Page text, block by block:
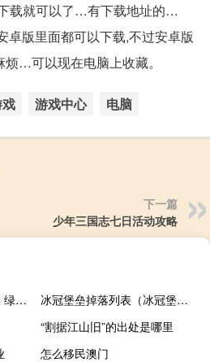
载就可以了…有下载地址的…
卓版里面都可以下载,不过安卓版
…可以现在电脑上收藏。
游戏中心 电脑
下一篇
少年三国志七日活动攻略
Vdl在线视频下载器 V1.2.6 绿色版（Vdl在线视频下载器 V1.2.6 绿色版功能简介）
冰冠堡垒掉落列表（冰冠堡垒掉落）
“割据江山旧”的出处是哪里
怎么移民澳门